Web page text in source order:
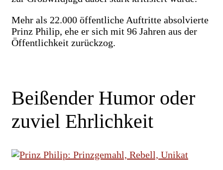
Mehr als 22.000 öffentliche Auftritte absolvierte
Prinz Philip, ehe er sich mit 96 Jahren aus der
Öffentlichkeit zurückzog.
Beißender Humor oder
zuviel Ehrlichkeit